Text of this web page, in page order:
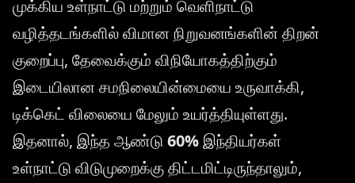
முக்கிய உள்நாட்டு மற்றும் வெளிநாட்டு
வழித்தடங்களில் விமான நிறுவனங்களின் திறன்
குறைப்பு, தேவைக்கும் விநியோகத்திற்கும்
இடையிலான சமநிலையின்மையை உருவாக்கி,
டிக்கெட் விலையை மேலும் உயர்த்தியுள்ளது.
இதனால், இந்த ஆண்டு60%இந்தியர்கள்
உள்நாட்டு விடுமுறைக்கு திட்டமிட்டிருந்தாலும்,